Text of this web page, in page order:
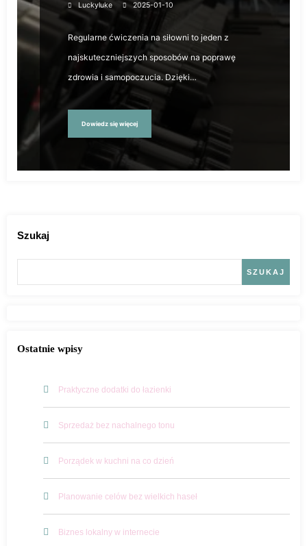
Luckyluke 2025-01-10
Regularne ćwiczenia na siłowni to jeden z
najskuteczniejszych sposobów na poprawę
zdrowia i samopoczucia. Dzięki…
Dowiedz się więcej
Szukaj
SZUKAJ
Ostatnie wpisy
Praktyczne dodatki do łazienki
Sprzedaż bez nachalnego tonu
Porządek w kuchni na co dzień
Planowanie celów bez wielkich haseł
Biznes lokalny w internecie